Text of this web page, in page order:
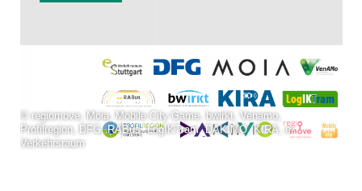
© regiomove, Moia, Mobile City Game, bwirkt, Venamo,
Profilregion, DFG, RABus, LogIKTram, DAKIMO, KIRA, e-
Verkehrsraum